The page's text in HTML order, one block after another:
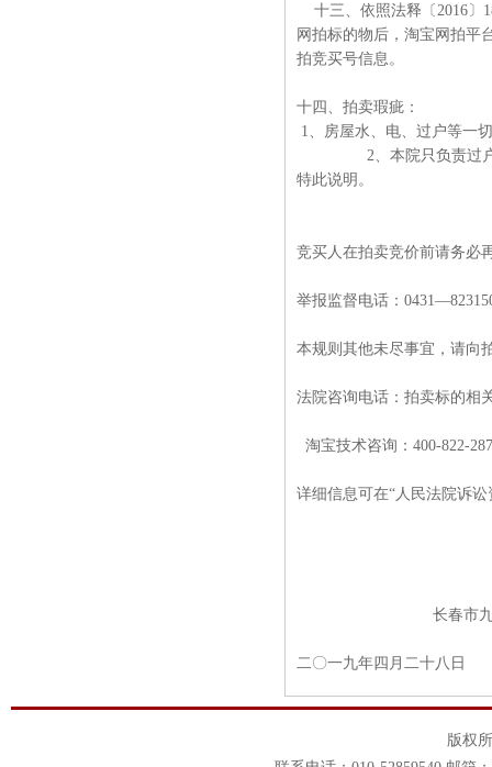
十三、依照法释〔2016〕
网拍标的物后，淘宝网拍平
拍竞买号信息。
十四、拍卖瑕疵：
1、房屋水、电、过户等一
2、本院只负责过户、不
特此说明。
竞买人在拍卖竞价前请务必
举报监督电话：
本规则其他未尽事宜，请向
法院咨询电话：拍卖标的相
淘宝技术咨询：400-822-
详细信息可在“人民法院诉讼
长春市九台区
二〇一九年四月二十八日
版权